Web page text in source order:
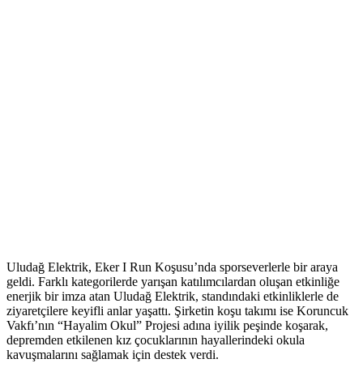
Uludağ Elektrik, Eker I Run Koşusu’nda sporseverlerle bir araya
geldi. Farklı kategorilerde yarışan katılımcılardan oluşan etkinliğe
enerjik bir imza atan Uludağ Elektrik, standındaki etkinliklerle de
ziyaretçilere keyifli anlar yaşattı. Şirketin koşu takımı ise Koruncuk
Vakfı’nın “Hayalim Okul” Projesi adına iyilik peşinde koşarak,
depremden etkilenen kız çocuklarının hayallerindeki okula
kavuşmalarını sağlamak için destek verdi.